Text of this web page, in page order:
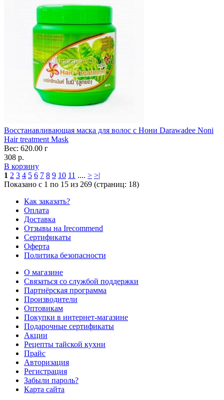
Восстанавливающая маска для волос с Нони Darawadee Noni
Hair treatment Mask
Вес: 620.00 г
308 р.
В корзину
1 2 3 4 5 6 7 8 9 10 11 .... > >|
Показано с 1 по 15 из 269 (страниц: 18)
Как заказать?
Оплата
Доставка
Отзывы на Irecommend
Сертификаты
Оферта
Политика безопасности
О магазине
Связаться со службой поддержки
Партнёрская программа
Производители
Оптовикам
Покупки в интернет-магазине
Подарочные сертификаты
Акции
Рецепты тайской кухни
Прайс
Авторизация
Регистрация
Забыли пароль?
Карта сайта